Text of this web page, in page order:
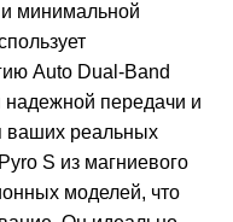
минимальной
Auto Dual-Band
надежной передачи и
реальных
S из магниевого
моделей, что